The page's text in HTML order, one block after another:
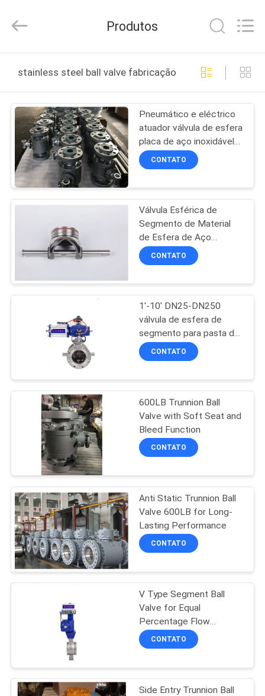
PRODUTOS
SOBRE
NÓS
FÁBRICA
CONTROLE
QUALIDADE
CONTACTE-
NOS
NOTÍCIAS
SOLICITE
UM
ORÇAMENTO
MAPA
DO
SITE
PRIVACY
valve
group.
Reserved.
Produtos
stainless steel ball valve fabricação online
Pneumático e eléctrico
atuador válvula de esfera
placa de aço inoxidável
CONTATO
Válvula Esférica de
Segmento de Material
de Esfera de Aço
Inoxidável para Faixa de
Temperatura de -20°C a
CONTATO
1'-10' DN25-DN250
válvula de esfera de
segmento para pasta de
papel Farmácia Bebidas
Alimentos Intervalo de
CONTATO
600LB Trunnion Ball
Valve with Soft Seat and
Bleed Function
CONTATO
Anti Static Trunnion Ball
Valve 600LB for Long-
Lasting Performance
CONTATO
V Type Segment Ball
Valve for Equal
Percentage Flow
Characteristic and Wide
Range of Applications
CONTATO
Side Entry Trunnion Ball